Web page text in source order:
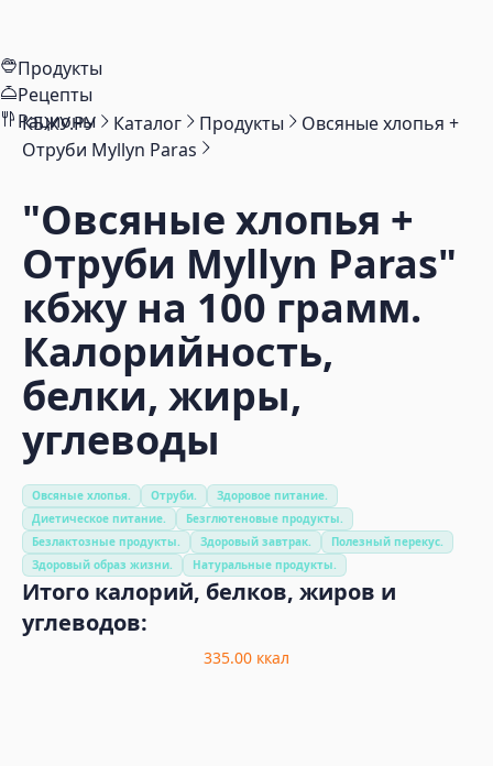
Продукты
Рецепты
Рационы
КБЖУ.РУ Каталог Продукты
Овсяные хлопья +
Отруби Myllyn Paras
"Овсяные хлопья +
Отруби Myllyn Paras"
кбжу на 100 грамм.
Калорийность,
белки, жиры,
углеводы
Овсяные хлопья. Отруби.
Здоровое питание.
Диетическое питание.
Безглютеновые продукты.
Безлактозные продукты.
Здоровый завтрак.
Полезный перекус.
Здоровый образ жизни.
Натуральные продукты.
Итого калорий, белков, жиров и
углеводов:
335.00 ккал